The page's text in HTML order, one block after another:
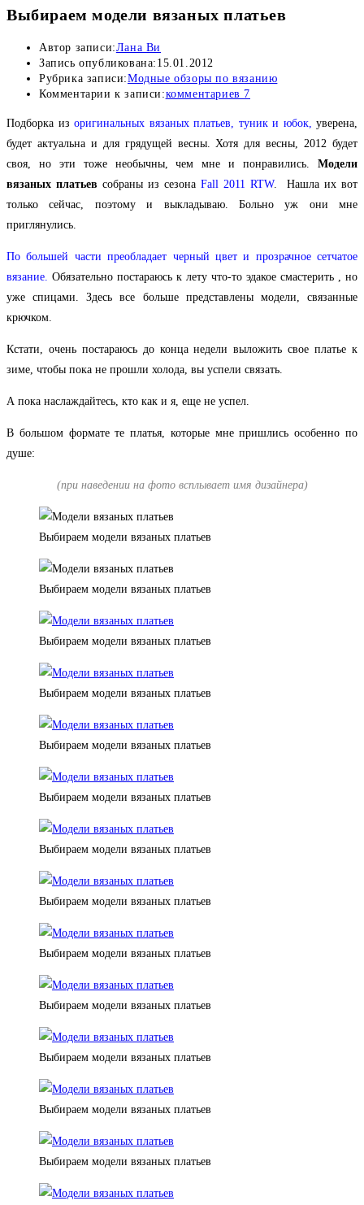
Выбираем модели вязаных платьев
Автор записи:Лана Ви
Запись опубликована: 15.01.2012
Рубрика записи:Модные обзоры по вязанию
Комментарии к записи:комментариев 7
Подборка из оригинальных вязаных платьев, туник и юбок, уверена,
будет актуальна и для грядущей весны. Хотя для весны, 2012 будет
своя, но эти тоже необычны, чем мне и понравились. Модели
вязаных платьев собраны из сезона Fall 2011 RTW. Нашла их вот
только сейчас, поэтому и выкладываю. Больно уж они мне
приглянулись.
По большей части преобладает черный цвет и прозрачное сетчатое
вязание. Обязательно постараюсь к лету что-то эдакое смастерить , но
уже спицами. Здесь все больше представлены модели, связанные
крючком.
Кстати, очень постараюсь до конца недели выложить свое платье к
зиме, чтобы пока не прошли холода, вы успели связать.
А пока наслаждайтесь, кто как и я, еще не успел.
В большом формате те платья, которые мне пришлись особенно по
душе:
(при наведении на фото всплывает имя дизайнера)
Выбираем модели вязаных платьев
Выбираем модели вязаных платьев
Выбираем модели вязаных платьев
Выбираем модели вязаных платьев
Выбираем модели вязаных платьев
Выбираем модели вязаных платьев
Выбираем модели вязаных платьев
Выбираем модели вязаных платьев
Выбираем модели вязаных платьев
Выбираем модели вязаных платьев
Выбираем модели вязаных платьев
Выбираем модели вязаных платьев
Выбираем модели вязаных платьев